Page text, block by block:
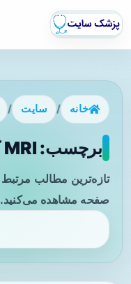
خانه / سایت /
برچسب: MRI کبد - صفحه 1
صفحه مشاهده می‌کنید.